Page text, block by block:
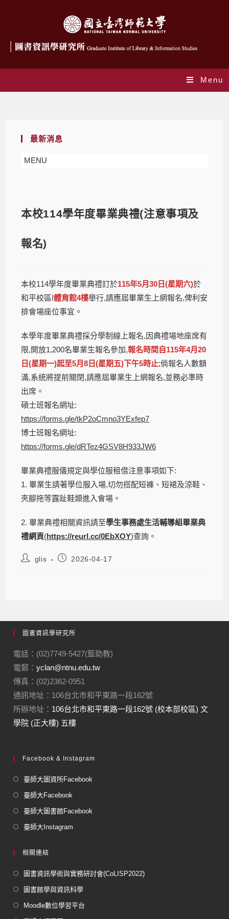
Menu
最新消息
MENU
本校114學年度畢業典禮(注意事項及
報名)
本校114學年度畢業典禮訂於115年5月30日(星期六)於
和平校區I體育館4樓舉行,請應屆畢業生上網報名,俾利安
排會場座位事宜。
本學年度畢業典禮採分學制線上報名,因典禮場地座席有
限,開放1,200名畢業生報名參加,報名時間自115年4月20
日(星期一)起至5月8日(星期五)下午5時止;倘報名人數額
滿,系統將提前關閉,請應屆畢業生上網報名,並務必準時
出席。
碩士班報名網址:
https://forms.gle/tkP2oCmno3YExfep7
博士班報名網址:
https://forms.gle/dRTez4GSV8H933JW6
畢業典禮服儀規定與學位服租借注意事項如下:
1. 畢業生請著學位服入場,切勿搭配短褲、短裙及涼鞋、
夾腳拖等露趾鞋類進入會場。
2. 畢業典禮相關資訊請至學生事務處生活輔導組畢業典
禮網頁(https://reurl.cc/0EbXOY)查詢。
glis 2026-04-17
圖書資訊學研究所
電話：(02)7749-5427(藍助教)
電郵：yclan@ntnu.edu.tw
傳真：(02)2362-0951
通訊地址：106台北市和平東路一段162號
所辦地址： 106台北市和平東路一段162號 (校本部校區) 文
學院 (正大樓) 五樓
Facebook & Instagram
臺師大圖資所Facebook
臺師大Facebook
臺師大圖書館Facebook
臺師大Instagram
相關連結
圖書資訊學術與實務研討會(CoLISP2022)
圖書館學與資訊科學
Moodle數位學習平台